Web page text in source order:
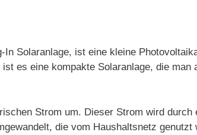
Solaranlage, ist eine kleine
es eine kompakte Solaranlage, die
Strom um. Dieser Strom wird durch
die vom Haushaltsnetz genutzt